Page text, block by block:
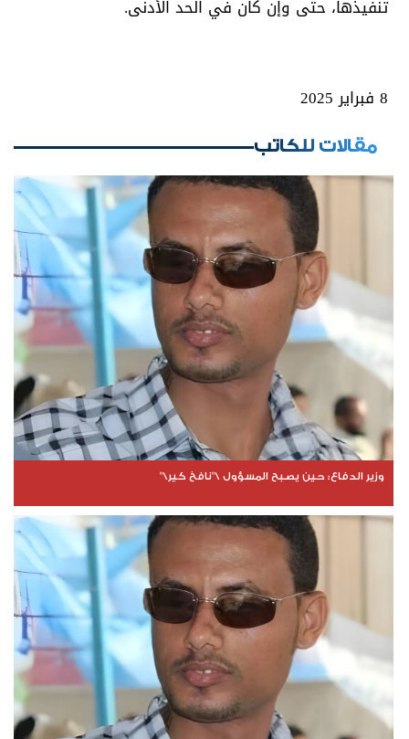
تنفيذها، حتى وإن كان في الحد الأدنى.
8 فبراير 2025
مقالات للكاتب
وزير الدفاع: حين يصبح المسؤول \"نافخ كير\"